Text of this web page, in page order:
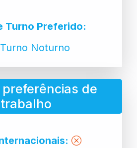
Turno Preferido:
Turno Noturno
de
trabalho